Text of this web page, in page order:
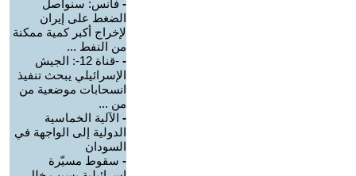
- فانس: سنواصل
الضغط على إيران
لإخراج أكبر كمية ممكنة
من النفط ...
-
-قناة 12-: الجيش
الإسرائيلي يبحث تنفيذ
انسحابات موضعية من
من ...
- الآلية الخماسية
الدولية إلى الواجهة في
السودان
- سقوط مسيّرة